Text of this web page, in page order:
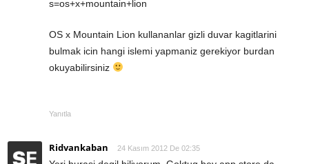
s=os+x+mountain+lion
OS x Mountain Lion kullananlar gizli duvar kagitlarini
bulmak icin hangi islemi yapmaniz gerekiyor burdan
okuyabilirsiniz
Yanıtla
Ridvankaban 24 Kasım 2012 De 02:35